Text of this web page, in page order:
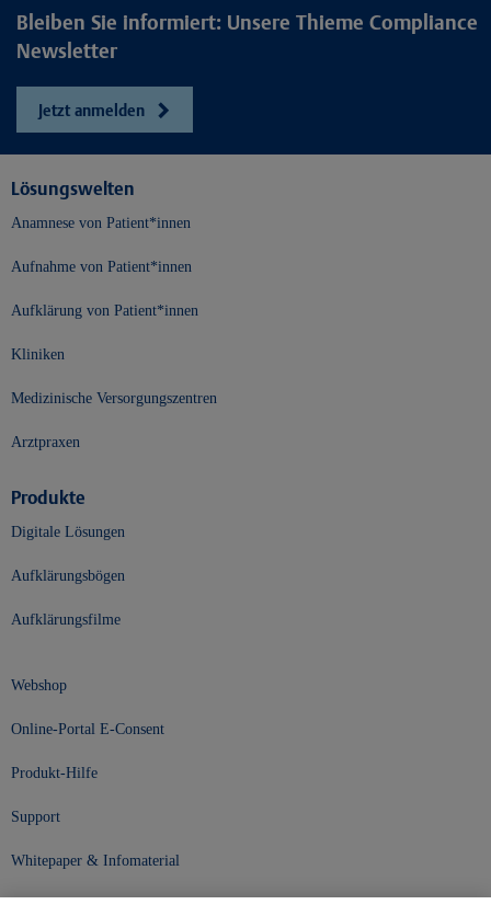
Bleiben Sie informiert: Unsere Thieme Compliance
Newsletter
Jetzt anmelden
Lösungswelten
Anamnese von Patient*innen
Aufnahme von Patient*innen
Aufklärung von Patient*innen
Kliniken
Medizinische Versorgungszentren
Arztpraxen
Produkte
Digitale Lösungen
Aufklärungsbögen
Aufklärungsfilme
Webshop
Online-Portal E-Consent
Produkt-Hilfe
Support
Whitepaper & Infomaterial